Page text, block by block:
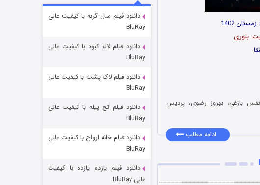
1402
بازغی، بهروز رضوی، پردیس
ادامه مطلب
شکست استوارت در نجات جهان
قسمت
شوگر فصل ۲
دانلود فیلم سال گربه با کیفیت عالی
BluRay
دانلود فیلم لاله کبود با کیفیت عالی
BluRay
دانلود فیلم لاک پشت با کیفیت عالی
BluRay
دانلود فیلم کج‌ پیله با کیفیت عالی
BluRay
دانلود فیلم خانه ارواح با کیفیت عالی
BluRay
دانلود فیلم یازده یازده با کیفیت
عالی BluRay